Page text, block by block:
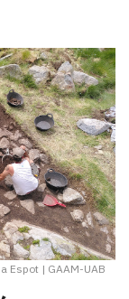
Espot | GAAM-UAB